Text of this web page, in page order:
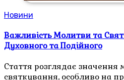
Новини
Важливість Молитви та
Духовного та Подійного
Стаття розглядає значення
святкування, особливо на